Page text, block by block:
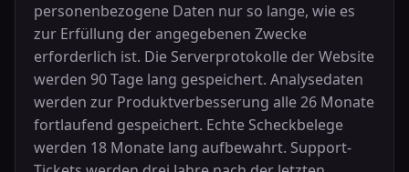
personenbezogene Daten nur so lange, wie es
zur Erfüllung der angegebenen Zwecke
erforderlich ist. Die Serverprotokolle der Website
werden 90 Tage lang gespeichert. Analysedaten
werden zur Produktverbesserung alle 26 Monate
fortlaufend gespeichert. Echte Scheckbelege
werden 18 Monate lang aufbewahrt. Support-